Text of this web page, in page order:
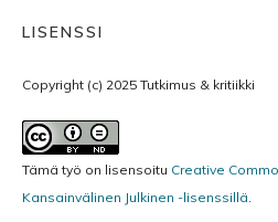
LISENSSI
Copyright (c) 2025 Tutkimus & kritiikki
Tämä työ on lisensoitu Creative
Kansainvälinen Julkinen -lisenssillä.